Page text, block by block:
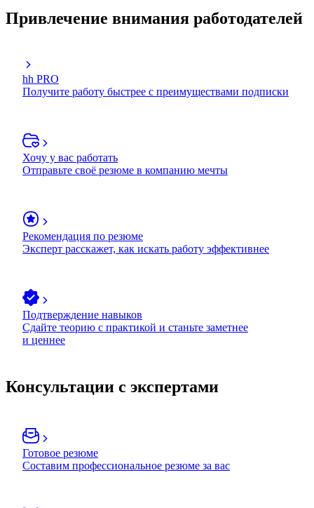
Привлечение внимания работодателей
hh PRO
Получите работу быстрее с преимуществами подписки
Хочу у вас работать
Отправьте своё резюме в компанию мечты
Рекомендация по резюме
Эксперт расскажет, как искать работу эффективнее
Подтверждение навыков
Сдайте теорию с практикой и станьте заметнее
и ценнее
Консультации с экспертами
Готовое резюме
Составим профессиональное резюме за вас